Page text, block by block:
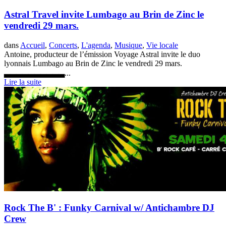
Astral Travel invite Lumbago au Brin de Zinc le
vendredi 29 mars.
dans Accueil, Concerts, L'agenda, Musique, Vie locale
Antoine, producteur de l’émission Voyage Astral invite le duo
lyonnais Lumbago au Brin de Zinc le vendredi 29 mars.
▃▃▃▃▃▃▃▃▃▃...
Lire la suite
Rock The B' : Funky Carnival w/ Antichambre DJ
Crew